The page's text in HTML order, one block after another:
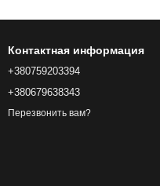
Контактная информация
+380759203394
+380679638343
Перезвонить вам?